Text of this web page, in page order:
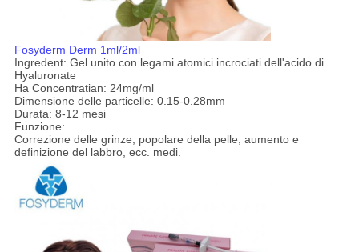
Fosyderm Derm 1ml/2ml
Ingredent: Gel unito con legami atomici incrociati dell'acido di
Hyaluronate
Ha Concentratian: 24mg/ml
Dimensione delle particelle: 0.15-0.28mm
Durata: 8-12 mesi
Funzione:
Correzione delle grinze, popolare della pelle, aumento e
definizione del labbro, ecc. medi.